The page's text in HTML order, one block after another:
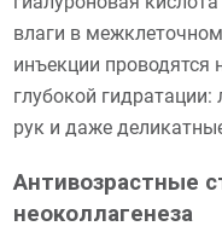
влаги в
инъекции проводятся
глубокой гидратации:
рук и даже
Антивозрастные
неоколлагенеза